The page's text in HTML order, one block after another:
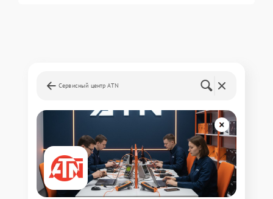
Сервисный центр ATN